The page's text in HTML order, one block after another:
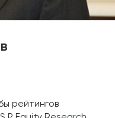
рейтингов